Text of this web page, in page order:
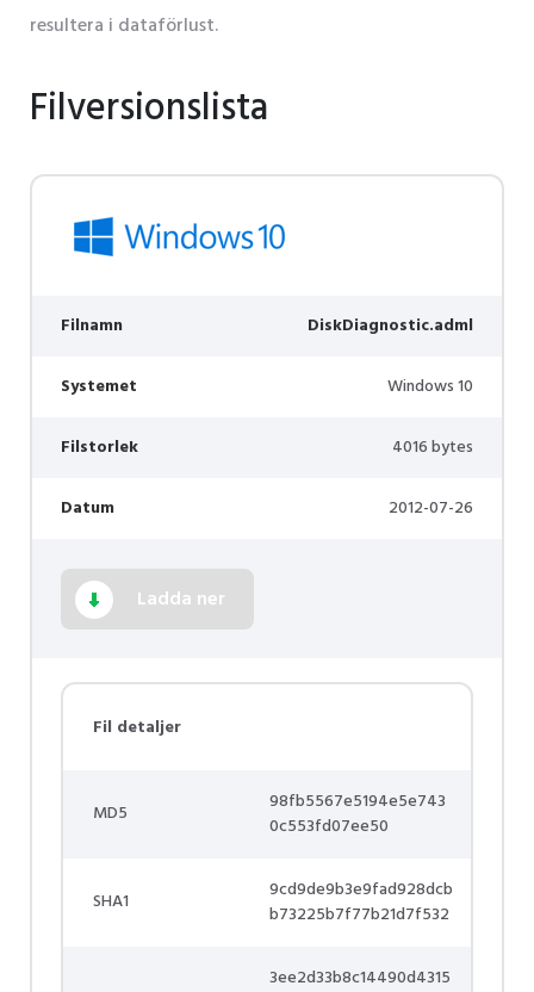
resultera i dataförlust.
Filversionslista
Filnamn DiskDiagnostic.adml
Systemet Windows 10
Filstorlek 4016 bytes
Datum 2012-07-26
Ladda ner
Fil detaljer
MD5
98fb5567e5194e5e743
0c553fd07ee50
SHA1
9cd9de9b3e9fad928dcb
b73225b7f77b21d7f532
3ee2d33b8c14490d4315